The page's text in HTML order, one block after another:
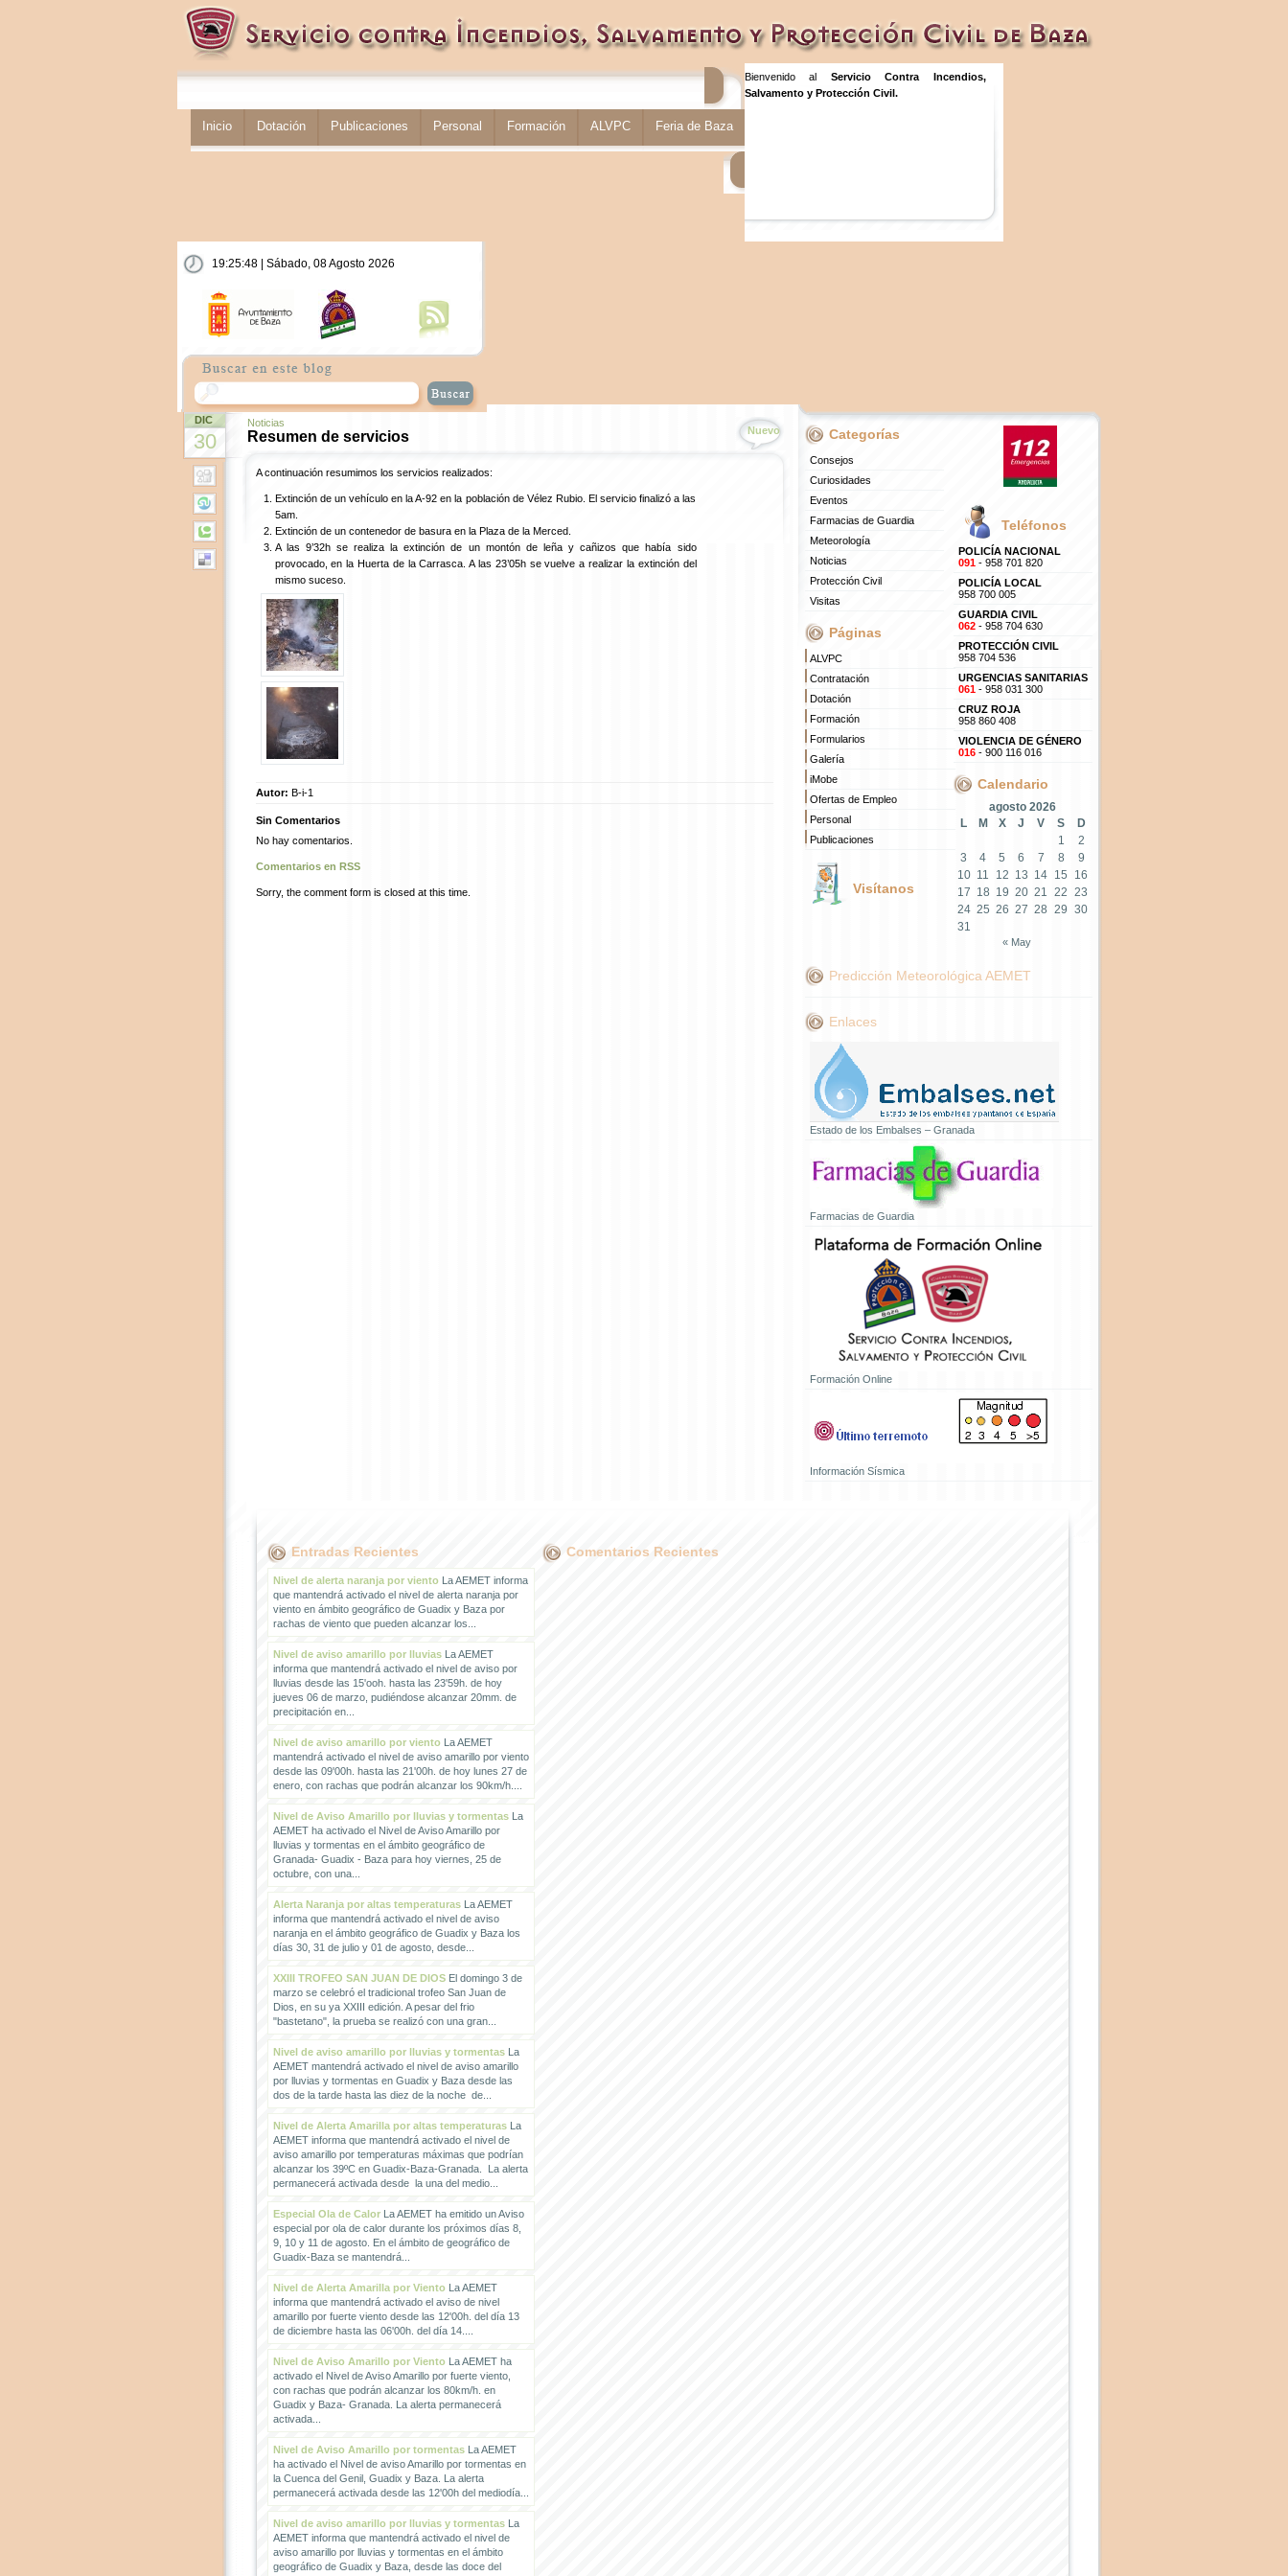
Inicio Dotación Publicaciones Personal Formación ALVPC Feria de Baza
Bienvenido al Servicio Contra Incendios,
Salvamento y Protección Civil.
19:25:49 | Sábado, 08 Agosto 2026
DIC
30
Noticias
Resumen de servicios Nuevo
A continuación resumimos los servicios realizados:
Extinción de un vehículo en la A-92 en la población de Vélez Rubio. El servicio finalizó a las
5am.
Extinción de un contenedor de basura en la Plaza de la Merced.
A las 9’32h se realiza la extinción de un montón de leña y cañizos que había sido
provocado, en la Huerta de la Carrasca. A las 23’05h se vuelve a realizar la extinción del
mismo suceso.
Autor: B-i-1
Sin Comentarios
No hay comentarios.
Comentarios en RSS
Sorry, the comment form is closed at this time.
Categorías
Consejos
Curiosidades
Eventos
Farmacias de Guardia
Meteorología
Noticias
Protección Civil
Visitas
Páginas
ALVPC
Contratación
Dotación
Formación
Formularios
Galería
iMobe
Ofertas de Empleo
Personal
Publicaciones
Visítanos
Teléfonos
POLICÍA NACIONAL
091- 958 701 820
POLICÍA LOCAL
958 700 005
GUARDIA CIVIL
062- 958 704 630
PROTECCIÓN CIVIL
958 704 536
URGENCIAS SANITARIAS
061- 958 031 300
CRUZ ROJA
958 860 408
VIOLENCIA DE GÉNERO
016- 900 116 016
Calendario
agosto 2026
L
M X J V S
D
1
2
3
4 5 6 7 8
9
10 11 12 13 14 15
16
17 18 19 20 21 22 23
24 25 26 27 28 29 30
31
« May
Predicción Meteorológica AEMET
Enlaces
Estado de los Embalses – Granada
Farmacias de Guardia
Formación Online
Información Sísmica
Entradas Recientes
Nivel de alerta naranja por vientoLa AEMET informa
que mantendrá activado el nivel de alerta naranja por
viento en ámbito geográfico de Guadix y Baza por
rachas de viento que pueden alcanzar los...
Nivel de aviso amarillo por lluviasLa AEMET
informa que mantendrá activado el nivel de aviso por
lluvias desde las 15'ooh. hasta las 23'59h. de hoy
jueves 06 de marzo, pudiéndose alcanzar 20mm. de
precipitación en...
Nivel de aviso amarillo por vientoLa AEMET
mantendrá activado el nivel de aviso amarillo por viento
desde las 09'00h. hasta las 21'00h. de hoy lunes 27 de
enero, con rachas que podrán alcanzar los 90km/h....
Nivel de Aviso Amarillo por lluvias y tormentasLa
AEMET ha activado el Nivel de Aviso Amarillo por
lluvias y tormentas en el ámbito geográfico de
Granada- Guadix - Baza para hoy viernes, 25 de
octubre, con una...
Alerta Naranja por altas temperaturasLa AEMET
informa que mantendrá activado el nivel de aviso
naranja en el ámbito geográfico de Guadix y Baza los
días 30, 31 de julio y 01 de agosto, desde...
XXIII TROFEO SAN JUAN DE DIOSEl domingo 3 de
marzo se celebró el tradicional trofeo San Juan de
Dios, en su ya XXIII edición. A pesar del frio
"bastetano", la prueba se realizó con una gran...
Nivel de aviso amarillo por lluvias y tormentasLa
AEMET mantendrá activado el nivel de aviso amarillo
por lluvias y tormentas en Guadix y Baza desde las
dos de la tarde hasta las diez de la noche de...
Nivel de Alerta Amarilla por altas temperaturasLa
AEMET informa que mantendrá activado el nivel de
aviso amarillo por temperaturas máximas que podrían
alcanzar los 39ºC en Guadix-Baza-Granada. La alerta
permanecerá activada desde la una del medio...
Especial Ola de CalorLa AEMET ha emitido un Aviso
especial por ola de calor durante los próximos días 8,
9, 10 y 11 de agosto. En el ámbito de geográfico de
Guadix-Baza se mantendrá...
Nivel de Alerta Amarilla por VientoLa AEMET
informa que mantendrá activado el aviso de nivel
amarillo por fuerte viento desde las 12'00h. del día 13
de diciembre hasta las 06'00h. del día 14....
Nivel de Aviso Amarillo por VientoLa AEMET ha
activado el Nivel de Aviso Amarillo por fuerte viento,
con rachas que podrán alcanzar los 80km/h. en
Guadix y Baza- Granada. La alerta permanecerá
activada...
Nivel de Aviso Amarillo por tormentasLa AEMET
ha activado el Nivel de aviso Amarillo por tormentas en
la Cuenca del Genil, Guadix y Baza. La alerta
permanecerá activada desde las 12'00h del mediodía...
Nivel de aviso amarillo por lluvias y tormentasLa
AEMET informa que mantendrá activado el nivel de
aviso amarillo por lluvias y tormentas en el ámbito
geográfico de Guadix y Baza, desde las doce del
Comentarios Recientes